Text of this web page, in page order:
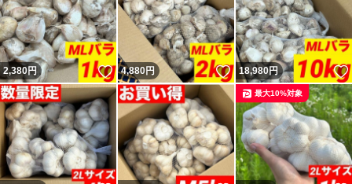
2,380円 いいね！
4,880円 いいね！
18,980円
最大10%対象